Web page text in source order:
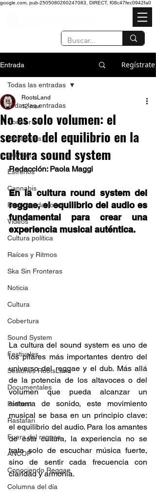
google.com, pub-2505080260247083, DIRECT, f08c47fec0942fa0
Entrada Regístrate
Todas las entradas
Conciertos
Entrevistas
Opinión
Estrenos
Cannabis
Recomendaciones
Videos
Cultura política
Raíces y Ritmos
Ska Sin Fronteras
Noticia
Cultura
Cobertura
Sound System
Festivales
Sesiones RootsLand
Documentales
Podcast
Rastafari
Fuera del reggae
ANCOP
Conociendo Reggae
Columna del día
Todas las entradas
No es solo volumen: el
secreto del equilibrio en la
cultura sound system
RootsLand
12 mar
Redacción: Paola Maggi
En la cultura round system del
reggae, el equilibrio del audio es
fundamental para crear una
experiencia musical auténtica.
La cultura del sound system es uno de
los pilares más importantes dentro del
universo del reggae y el dub. Más allá
de la potencia de los altavoces o del
volumen que pueda alcanzar un
sistema de sonido, este movimiento
musical se basa en un principio clave:
el equilibrio del audio. Para los amantes
de esta cultura, la experiencia no se
trata solo de escuchar música fuerte,
sino de sentir cada frecuencia con
claridad y armonía.